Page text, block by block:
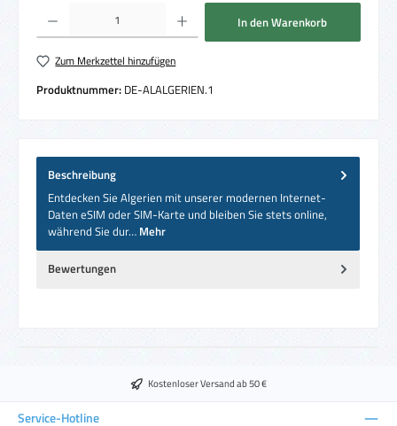
Produkt Anzahl: Gib den gewünschten Wert ein oder benutze die Schaltflächen um
In den Warenkorb
Zum Merkzettel hinzufügen
Produktnummer: DE-ALALGERIEN.1
Beschreibung
Entdecken Sie Algerien mit unserer modernen Internet-
Daten eSIM oder SIM-Karte und bleiben Sie stets online,
während Sie dur… Mehr
Bewertungen
Kostenloser Versand ab 50 €
Service-Hotline